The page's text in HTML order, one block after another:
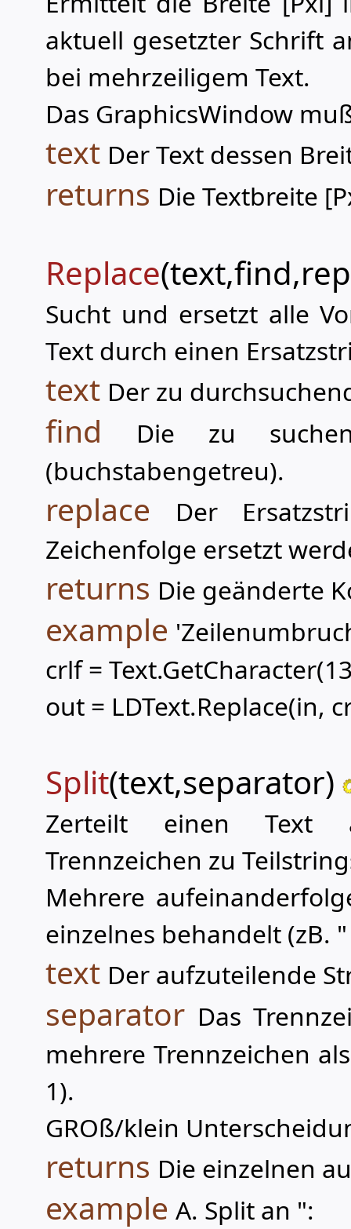
aktuell gesetzter Schrift
bei mehrzeiligem Text.
Das GraphicsWindow
text Der Text dessen
returns Die Textbreite
Replace
Sucht und ersetzt alle
Text durch einen
text Der zu
find
Die zu
(buchstabengetreu).
replace
Der
Zeichenfolge ersetzt
returns Die geänderte
example
crlf =
out = LDText.Replace(in,
Split(text,separator)
Zerteilt einen Text
Trennzeichen zu
Mehrere
einzelnes behandelt (zB.
text Der aufzuteilende
separator Das
mehrere Trennzeichen
1).
GROß/klein
returns Die einzelnen
example A. Split an ":